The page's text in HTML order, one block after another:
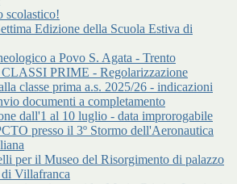
scolastico!
Edizione della Scuola Estiva di
a Povo S. Agata - Trento
PRIME - Regolarizzazione
classe prima a.s. 2025/26 - indicazioni
documenti a completamento
dall'1 al 10 luglio - data improrogabile
presso il 3º Stormo dell'Aeronautica
per il Museo del Risorgimento di palazzo
Villafranca